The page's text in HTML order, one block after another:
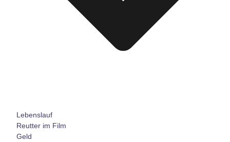
Lebenslauf
Reutter im Film
Geld